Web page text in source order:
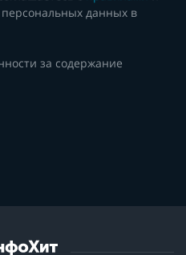
персональных данных в
за содержание